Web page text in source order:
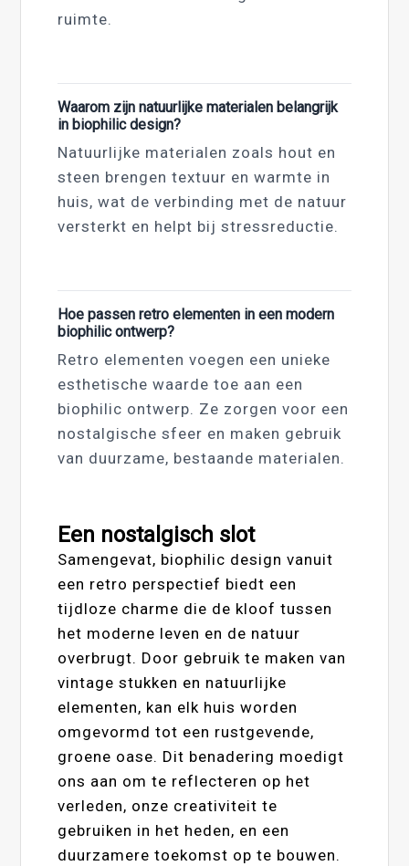
ruimte.
Waarom zijn natuurlijke materialen belangrijk
in biophilic design?
Natuurlijke materialen zoals hout en
steen brengen textuur en warmte in
huis, wat de verbinding met de natuur
versterkt en helpt bij stressreductie.
Hoe passen retro elementen in een modern
biophilic ontwerp?
Retro elementen voegen een unieke
esthetische waarde toe aan een
biophilic ontwerp. Ze zorgen voor een
nostalgische sfeer en maken gebruik
van duurzame, bestaande materialen.
Een nostalgisch slot
Samengevat, biophilic design vanuit
een retro perspectief biedt een
tijdloze charme die de kloof tussen
het moderne leven en de natuur
overbrugt. Door gebruik te maken van
vintage stukken en natuurlijke
elementen, kan elk huis worden
omgevormd tot een rustgevende,
groene oase. Dit benadering moedigt
ons aan om te reflecteren op het
verleden, onze creativiteit te
gebruiken in het heden, en een
duurzamere toekomst op te bouwen.